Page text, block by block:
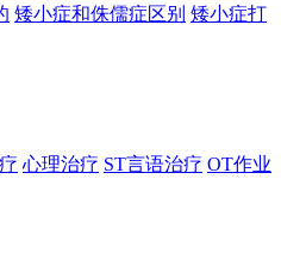
矮小症和侏儒症区别 矮小症打
心理治疗 ST言语治疗 OT作业